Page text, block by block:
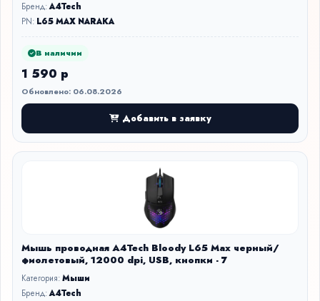
Бренд:A4Tech
PN: L65 MAX NARAKA
В наличии
1 590 р
Обновлено: 06.08.2026
Добавить в заявку
Мышь проводная A4Tech Bloody L65 Max черный/
фиолетовый, 12000 dpi, USB, кнопки - 7
Категория:Мыши
Бренд:A4Tech